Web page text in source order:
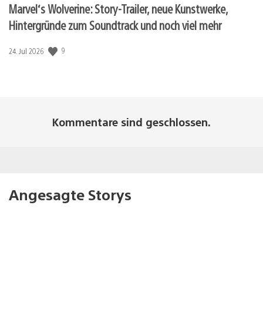
Marvel‘s Wolverine: Story-Trailer, neue Kunstwerke,
Hintergründe zum Soundtrack und noch viel mehr
Veröffentlichungsdatum:
24. Jul 2026 9
Kommentare sind geschlossen.
Angesagte Storys